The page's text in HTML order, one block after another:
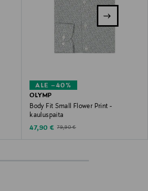
ALE –40%
OLYMP
Body Fit Small Flower Print -
kauluspaita
Discounted Price
47,90 € Original Price
79,90 €